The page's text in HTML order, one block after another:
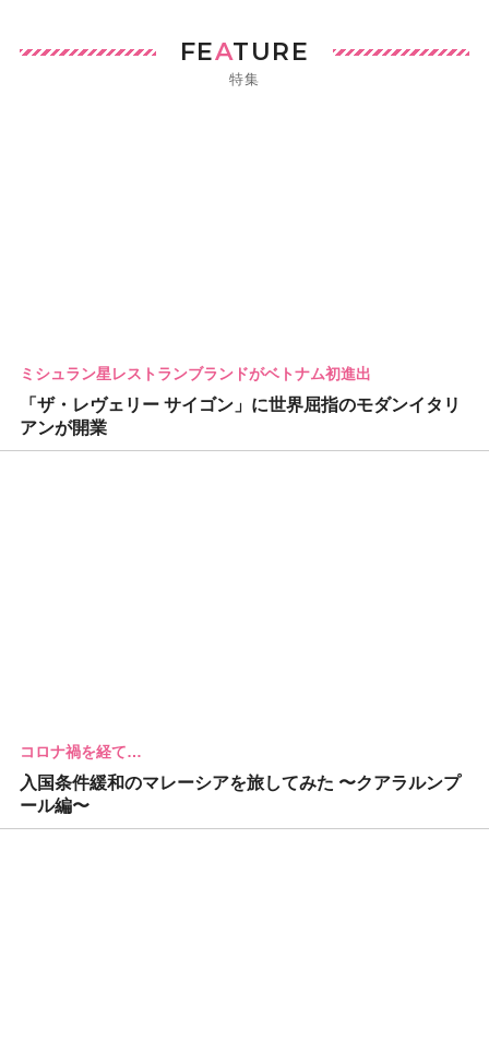
FEATURE
特集
ミシュラン星レストランブランドがベトナム初進出
「ザ・レヴェリー サイゴン」に世界屈指のモダンイタリ
アンが開業
コロナ禍を経て…
入国条件緩和のマレーシアを旅してみた 〜クアラルンプ
ール編〜